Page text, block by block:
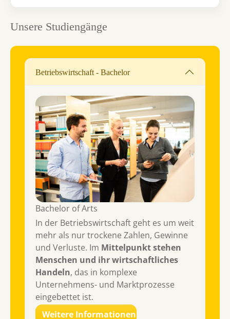
Unsere Studiengänge
Betriebswirtschaft - Bachelor
Bachelor of Arts
In der Betriebswirtschaft geht es um weit
mehr als nur trockene Zahlen, Gewinne
und Verluste. Im Mittelpunkt stehen
Menschen und ihr wirtschaftliches
Handeln, das in komplexe
Unternehmens- und Marktprozesse
eingebettet ist.
Weitere Informationen